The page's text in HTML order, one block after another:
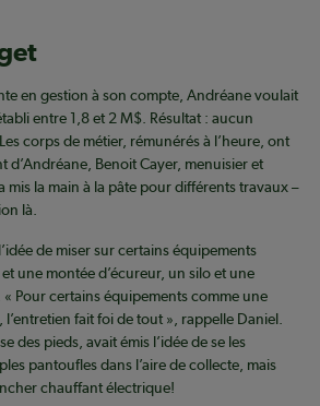
en gestion à son compte, Andréane voulait
entre 1,8 et 2 M$. Résultat : aucun
corps de métier, rémunérés à l’heure, ont
d’Andréane, Benoit Cayer, menuisier et
la main à la pâte pour différents travaux –
là.
de miser sur certains équipements
une montée d’écureur, un silo et une
Pour certains équipements comme une
fait foi de tout », rappelle Daniel.
des pieds, avait émis l’idée de se les
pantoufles dans l’aire de collecte, mais
chauffant électrique!